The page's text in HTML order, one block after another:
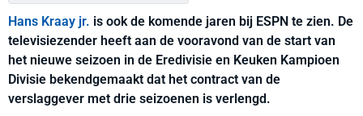
Hans Kraay jr. is ook de komende jaren bij ESPN te zien. De
televisiezender heeft aan de vooravond van de start van
het nieuwe seizoen in de Eredivisie en Keuken Kampioen
Divisie bekendgemaakt dat het contract van de
verslaggever met drie seizoenen is verlengd.